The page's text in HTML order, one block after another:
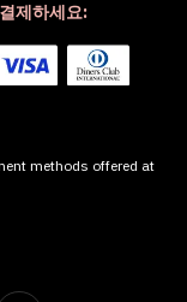
제하세요:
methods offered at